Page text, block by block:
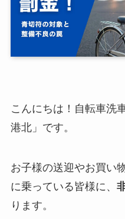
こんにちは！自転車洗
港北」です。
お子様の送迎やお買い
に乗っている皆様に、
ります。